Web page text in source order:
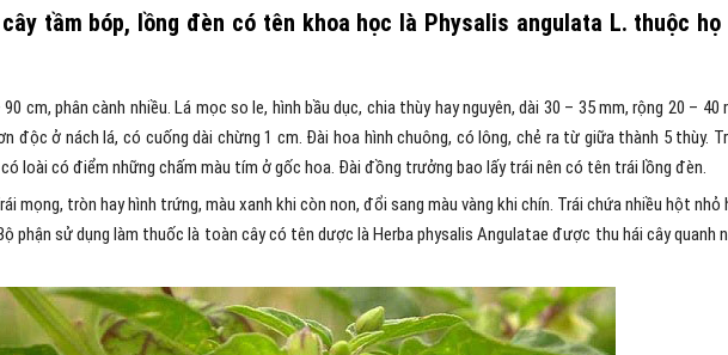
tầm bóp, lồng đèn có tên khoa học là Physalis angulata L. thuộc họ
cm, phân cành nhiều. Lá mọc so le, hình bầu dục, chia thùy hay nguyên, dài 30 – 35 mm, rộng 20 – 40
độc ở nách lá, có cuống dài chừng 1 cm. Đài hoa hình chuông, có lông, chẻ ra từ giữa thành 5 thùy.
loài có điểm những chấm màu tím ở gốc hoa. Đài đồng trưởng bao lấy trái nên có tên trái lồng đèn.
mọng, tròn hay hình trứng, màu xanh khi còn non, đổi sang màu vàng khi chín. Trái chứa nhiều hột nhỏ
phận sử dụng làm thuốc là toàn cây có tên dược là Herba physalis Angulatae được thu hái cây quanh